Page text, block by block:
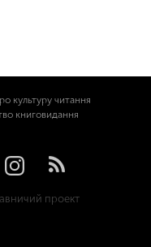
культуру читання
книговидання
проект